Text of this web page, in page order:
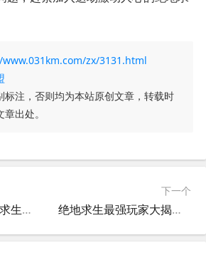
zx/3131.html
标注，否则均为本站原创文章，转载时
出处。
主角加入ifty的绝地求生小说：热血竞技之旅-主角加入ifty战队的绝地求生网络小说
下一个
绝地求生最强玩家大揭秘-谁是绝地求生中真正的王者